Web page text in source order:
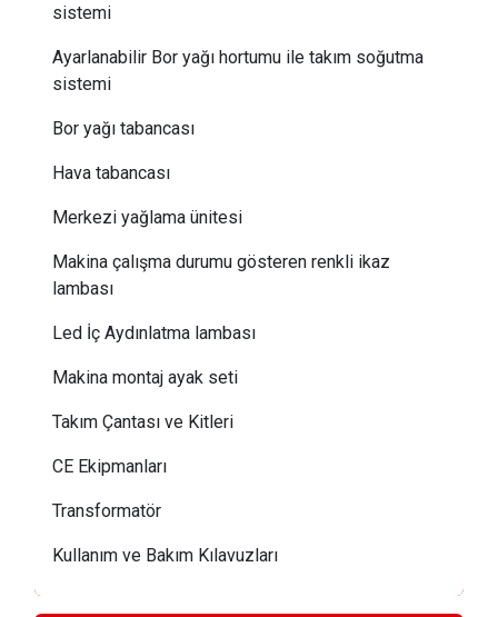
sistemi
Ayarlanabilir Bor yağı hortumu ile takım soğutma
sistemi
Bor yağı tabancası
Hava tabancası
Merkezi yağlama ünitesi
Makina çalışma durumu gösteren renkli ikaz
lambası
Led İç Aydınlatma lambası
Makina montaj ayak seti
Takım Çantası ve Kitleri
CE Ekipmanları
Transformatör
Kullanım ve Bakım Kılavuzları